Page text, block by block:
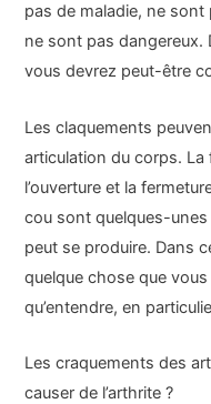
pas de maladie, ne sont
ne sont pas dangereux.
vous devrez peut-être
Les claquements
articulation du corps. La
l’ouverture et la
cou sont quelques-
peut se produire. Dans
quelque chose que
qu’entendre, en
Les craquements des
causer de l’arthrite ?